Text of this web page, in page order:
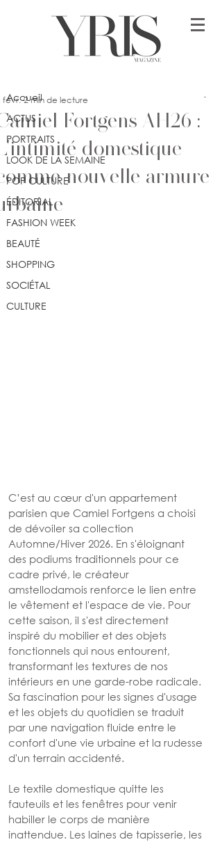
Accueil
ACTUS
PORTRAITS
LOOK DE LA SEMAINE
POP CULTURE
ÉDITORIAL
FASHION WEEK
BEAUTÉ
SHOPPING
SOCIÉTAL
CULTURE
Fortgens AH26 :
domestique
nouvelle armure
févr. 2 min de lecture
C’est au cœur d'un appartement
parisien que Camiel Fortgens a choisi
de dévoiler sa collection
Automne/Hiver 2026. En s'éloignant
des podiums traditionnels pour ce
cadre privé, le créateur
amstellodamois renforce le lien entre
le vêtement et l'espace de vie. Pour
cette saison, il s'est directement
inspiré du mobilier et des objets
fonctionnels qui nous entourent,
transformant les textures de nos
intérieurs en une garde-robe radicale.
Sa fascination pour les signes d'usage
et les objets du quotidien se traduit
par une navigation fluide entre le
confort d'une vie urbaine et la rudesse
d'un terrain accidenté.
Le textile domestique quitte les
fauteuils et les fenêtres pour venir
habiller le corps de manière
inattendue. Les laines de tapisserie, les